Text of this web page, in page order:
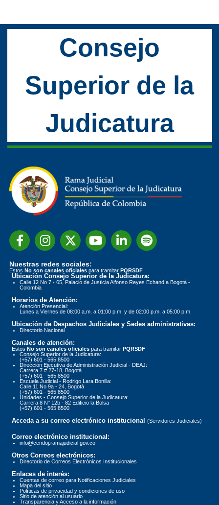
Consejo
Superior de la
Judicatura
Nuestras redes sociales:
Estos No son canales oficiales para tramitar PQRSDF
Ubicación Consejo Superior de la Judicatura:
Calle 12 No 7 - 65, Palacio de Justicia Alfonso Reyes Echandía Bogotá -
Colombia
Horarios de Atención:
Atención Presencial:
Lunes a Viernes de 08:00 a.m. a 01:00 p.m. y de 02:00 p.m. a 05:00 p.m.
Ubicación de Despachos Judiciales y Sedes administrativas:
Directorio Nacional
Canales de atención:
Estos No son canales oficiales para tramitar PQRSDF
Consejo Superior de la Judicatura:
(+57) 601 - 565 8500
Dirección Ejecutiva de Administración Judicial - DEAJ:
Carrera 7 # 27-18, Bogotá
(+57) 601 - 565 8500
Escuela Judicial - Rodrigo Lara Bonilla:
Calle 11 No 9a - 24, Bogotá
(+57) 601 - 565 8500
Unidades - Consejo Superior de la Judicatura:
Carrera 8 N° 12b - 82 Edificio la Bolsa
(+57) 601 - 565 8500
Acceda a su correo electrónico institucional (Servidores Judiciales)
Correo electrónico institucional:
info@cendoj.ramajudicial.gov.co
Otros Correos electrónicos:
Directorio de Correos Electrónicos Institucionales
Enlaces de interés:
Cuentas de correo para Notificaciones Judiciales
Mapa del sitio
Políticas de privacidad y condiciones de uso
Sitio de atención al usuario
Transparencia y Acceso a la información